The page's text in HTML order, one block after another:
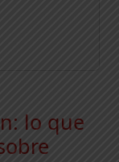
lo que